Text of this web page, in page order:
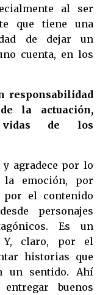
al ser
que tiene una
de dejar un
cuenta, en los
responsabilidad
la actuación,
vidas de los
agradece por lo
emoción, por
por el contenido
personajes
Es un
Y, claro, por el
historias que
un sentido. Ahí
buenos